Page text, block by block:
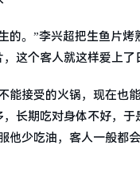
的。”李兴超把生鱼片
这个客人就这样爱上了
能接受的火锅，现在也
长期吃对身体不好，
他少吃油，客人一般都